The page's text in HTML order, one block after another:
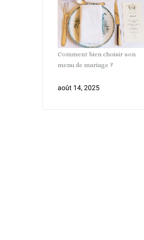
Comment bien choisir son
menu de mariage ?
août 14, 2025